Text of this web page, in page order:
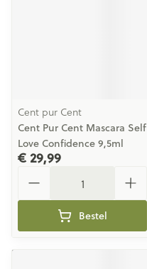
Cent pur Cent
Cent Pur Cent Mascara Self
Love Confidence 9,5ml
€ 29,99
Bestel